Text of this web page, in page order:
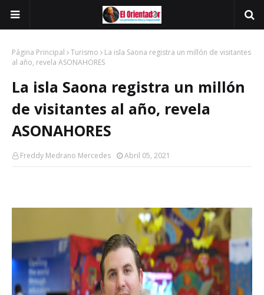
Página Principal Turismo
La isla Saona registra un millón de visitantes
al año, revela ASONAHORES
La isla Saona registra un millón
de visitantes al año, revela
ASONAHORES
Freddy Medrano Mercedes Abril 05, 2021